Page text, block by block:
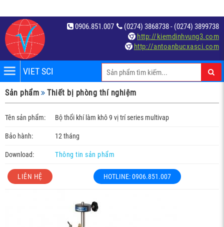
(0274) 3868738 - (0274) 3899738
0906.851.007
http://kiemdinhvung3.com
http://antoanbucxasci.com
VIET SCI
Sản phẩm Thiết bị phòng thí nghiệm
Tên sản phẩm: Bộ thổi khí làm khô 9 vị trí series multivap
Bảo hành: 12 tháng
Download: Thông tin sản phẩm
LIÊN HỆ HOTLINE: 0906.851.007